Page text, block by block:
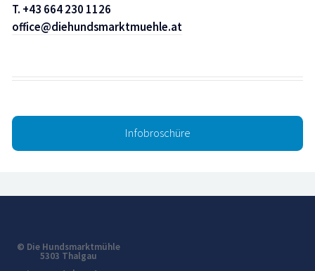
T. +43 664 230 1126
office@diehundsmarktmuehle.at
Infobroschüre
© Die Hundsmarktmühle
5303 Thalgau